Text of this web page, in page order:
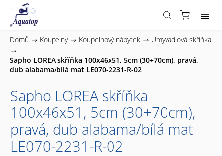
Domů / Koupelny / Koupelnový nábytek /
Umyvadlová skříňka
/
Sapho LOREA skříňka 100x46x51, 5cm (30+70cm), pravá,
dub alabama/bílá mat LE070-2231-R-02
Sapho LOREA skříňka
100x46x51, 5cm (30+70cm),
pravá, dub alabama/bílá mat
LE070-2231-R-02